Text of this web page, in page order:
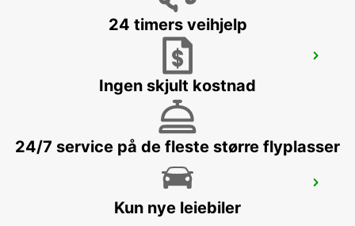
HAMBURG - GERMANY
HAMBURG BERGEDORF NEW FROM 1 10
HAMBURG - GERMANY
24 timers veihjelp
Ingen skjult kostnad
24/7 service på de fleste større flyplasser
Kun nye leiebiler